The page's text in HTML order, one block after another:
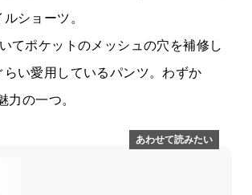
ショーツ。
てポケットのメッシュの穴を補修し
い愛用しているパンツ。わずか
の一つ。